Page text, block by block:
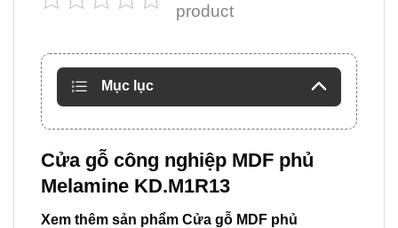
product
Mục lục
Cửa gỗ công nghiệp MDF phủ
Melamine KD.M1R13
Xem thêm sản phẩm Cửa gỗ MDF phủ